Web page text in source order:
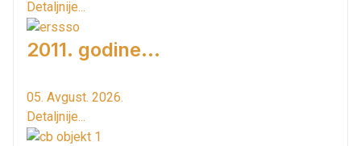
Detaljnije...
2011. godine...
05. Avgust. 2026.
Detaljnije...